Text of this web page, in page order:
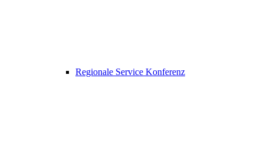
Regionale Service Konferenz